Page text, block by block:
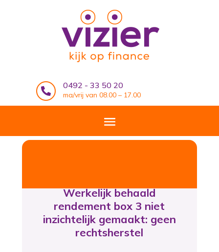

0492 - 33 50 20
ma/vrij van 08.00 – 17.00
Werkelijk behaald
rendement box 3 niet
inzichtelijk gemaakt: geen
rechtsherstel